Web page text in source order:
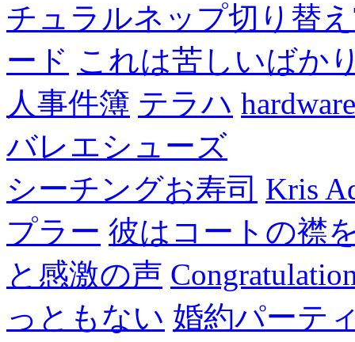
チュラルネップ切り替
ード これは苦しいばか
人事件簿 テラハ
バレエシューズ
シーチングお寿司 Kris
プラー 彼はコートの襟
と感激の声
っともない 婚約パーテ